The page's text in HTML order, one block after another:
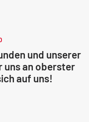
und unserer
an oberster
auf uns!